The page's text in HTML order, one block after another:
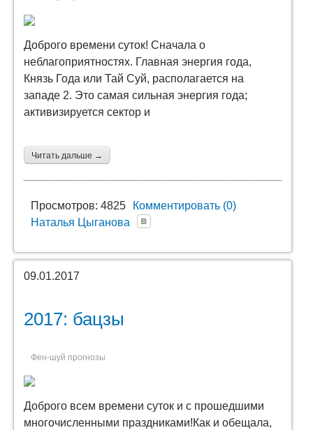
Доброго времени суток! Сначала о
неблагоприятностях. Главная энергия года,
Князь Года или Тай Суй, располагается на
западе 2. Это самая сильная энергия года;
активизируется сектор и
Читать дальше →
Просмотров: 4825
Комментировать (0)
Наталья Цыганова
09.01.2017
2017: бацзы
Фен-шуй прогнозы
Доброго всем времени суток и с прошедшими
многочисленными праздниками!Как и обещала,